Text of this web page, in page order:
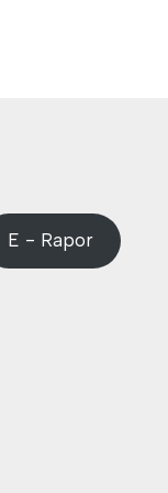
E - Rapor